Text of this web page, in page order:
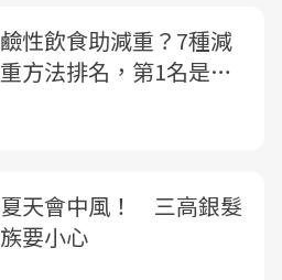
鹼性飲食助減重？7種減
重方法排名，第1名是…
夏天會中風！ 三高銀髮
族要小心